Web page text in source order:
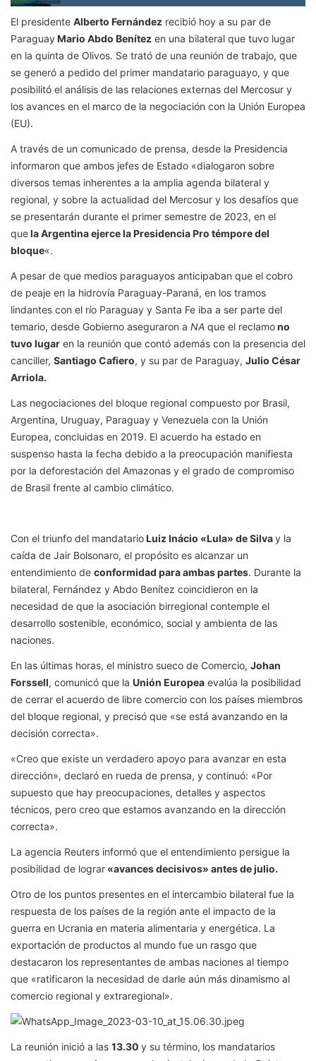
El presidente Alberto Fernández recibió hoy a su par de
ParaguayMario Abdo Benítez en una bilateral que tuvo lugar
en la quinta de Olivos. Se trató de una reunión de trabajo, que
se generó a pedido del primer mandatario paraguayo, y que
posibilitó el análisis de las relaciones externas del Mercosur y
los avances en el marco de la negociación con la Unión Europea
(EU).
A través de un comunicado de prensa, desde la Presidencia
informaron que ambos jefes de Estado «dialogaron sobre
diversos temas inherentes a la amplia agenda bilateral y
regional, y sobre la actualidad del Mercosur y los desafíos que
se presentarán durante el primer semestre de 2023, en el
quela Argentina ejerce la Presidencia Pro témpore del
bloque«.
A pesar de que medios paraguayos anticipaban que el cobro
de peaje en la hidrovía Paraguay-Paraná, en los tramos
lindantes con el río Paraguay y Santa Fe iba a ser parte del
temario, desde Gobierno aseguraron a NA que el reclamono
tuvo lugar en la reunión que contó además con la presencia del
canciller, Santiago Cafiero, y su par de Paraguay, Julio César
Arriola.
Las negociaciones del bloque regional compuesto por Brasil,
Argentina, Uruguay, Paraguay y Venezuela con la Unión
Europea, concluidas en 2019. El acuerdo ha estado en
suspenso hasta la fecha debido a la preocupación manifiesta
por la deforestación del Amazonas y el grado de compromiso
de Brasil frente al cambio climático.
Con el triunfo del mandatarioLuiz Inácio «Lula» de Silvay la
caída de Jair Bolsonaro, el propósito es alcanzar un
entendimiento de conformidad para ambas partes. Durante la
bilateral, Fernández y Abdo Benítez coincidieron en la
necesidad de que la asociación birregional contemple el
desarrollo sostenible, económico, social y ambienta de las
naciones.
En las últimas horas, el ministro sueco de Comercio, Johan
Forssell, comunicó que la Unión Europea evalúa la posibilidad
de cerrar el acuerdo de libre comercio con los países miembros
del bloque regional, y precisó que «se está avanzando en la
decisión correcta».
«Creo que existe un verdadero apoyo para avanzar en esta
dirección», declaró en rueda de prensa, y continuó: «Por
supuesto que hay preocupaciones, detalles y aspectos
técnicos, pero creo que estamos avanzando en la dirección
correcta».
La agencia Reuters informó que el entendimiento persigue la
posibilidad de lograr «avances decisivos» antes de julio.
Otro de los puntos presentes en el intercambio bilateral fue la
respuesta de los países de la región ante el impacto de la
guerra en Ucrania en materia alimentaria y energética. La
exportación de productos al mundo fue un rasgo que
destacaron los representantes de ambas naciones al tiempo
que «ratificaron la necesidad de darle aún más dinamismo al
comercio regional y extraregional».
La reunión inició a las 13.30 y su término, los mandatarios